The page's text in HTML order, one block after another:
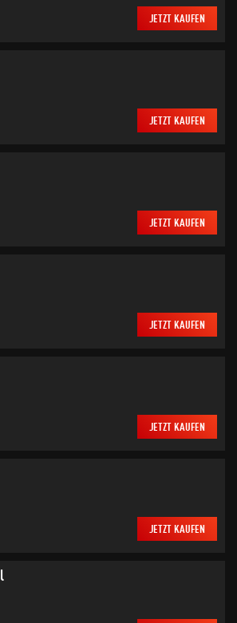
JETZT KAUFEN
JETZT KAUFEN
JETZT KAUFEN
JETZT KAUFEN
JETZT KAUFEN
JETZT KAUFEN